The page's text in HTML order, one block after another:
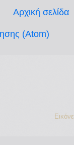
Αρχική σελίδα
(Atom)